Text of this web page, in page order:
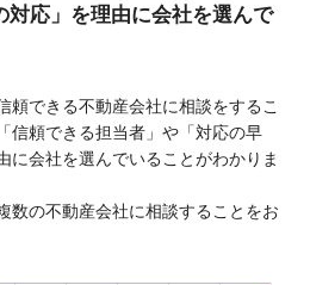
対応」を理由に会社を選んで
頼できる不動産会社に相談をするこ
信頼できる担当者」や「対応の早
に会社を選んでいることがわかりま
数の不動産会社に相談することをお